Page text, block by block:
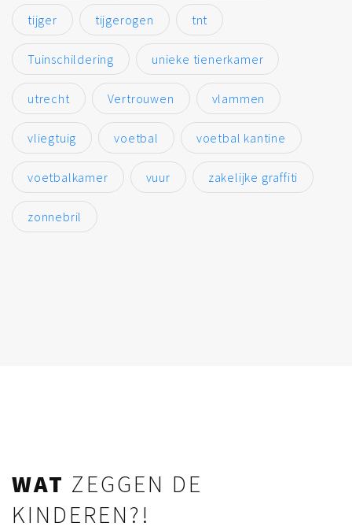
tijger tijgerogen tnt
Tuinschildering unieke tienerkamer
utrecht Vertrouwen vlammen
vliegtuig voetbal voetbal kantine
voetbalkamer vuur zakelijke graffiti
zonnebril
WAT ZEGGEN DE
KINDEREN?!